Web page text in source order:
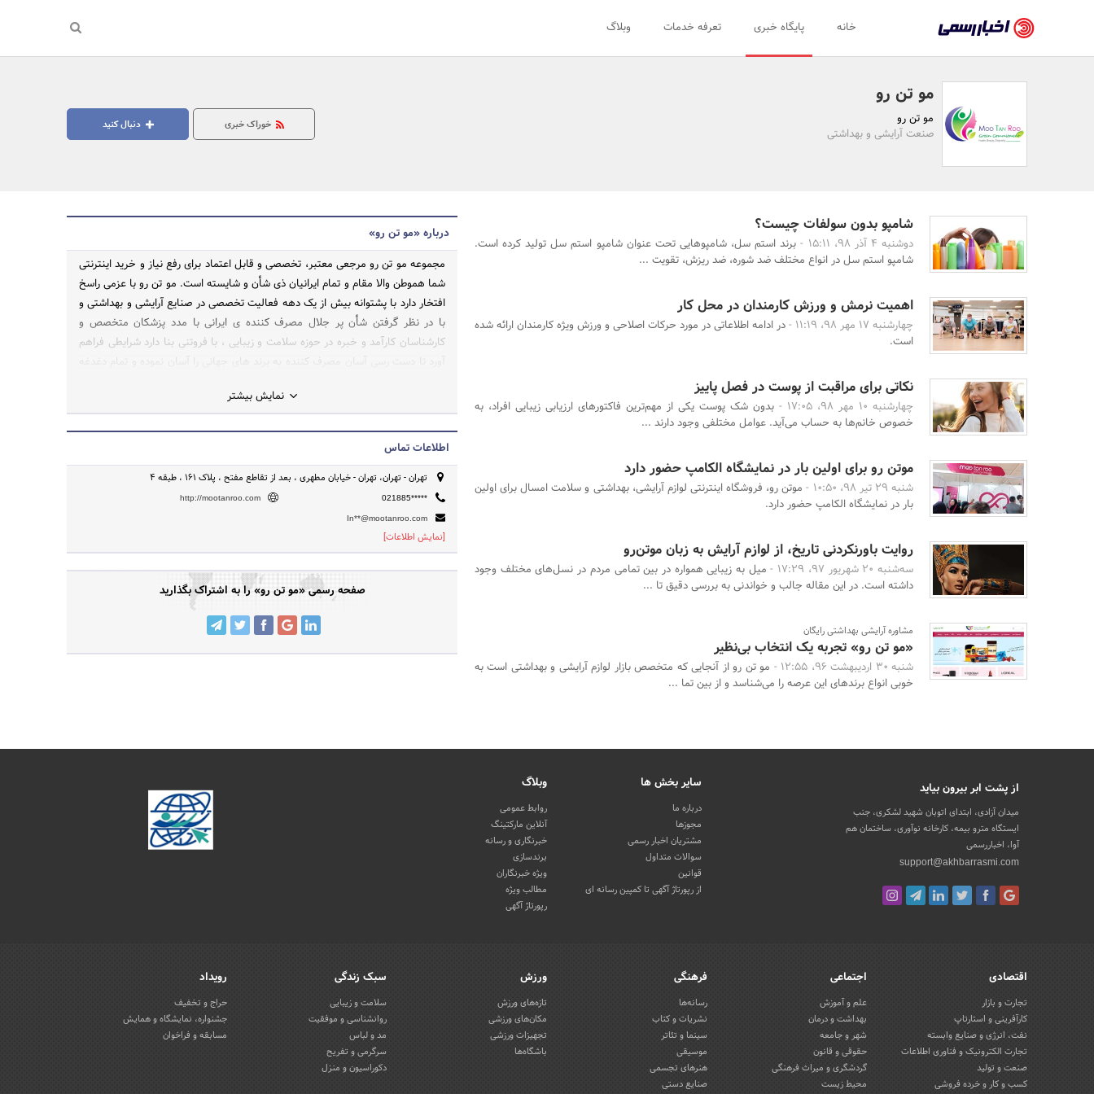
رسمی
اخبار
تایید
سازمان‌ها
و
روابط
عمومی‌ها
خانه پایگاه خبری تعرفه خدمات وبلاگ
جستجو
مو تن رو
مو تن رو
صنعت آرایشی و بهداشتی
دنبال کنید خوراک خبری
شامپو بدون سولفات چیست؟
دوشنبه 4 آذر 98، 15:11 -
برند استم سل، شامپوهایی تحت عنوان شامپو استم سل تولید کرده است.
شامپو استم سل در انواع مختلف ضد شوره، ضد ریزش، تقویت ...
اهمیت نرمش و ورزش کارمندان در محل کار
چهارشنبه 17 مهر 98، 11:19 -
در ادامه اطلاعاتی در مورد حرکات اصلاحی و ورزش ویژه کارمندان ارائه شده
است.
نکاتی برای مراقبت از پوست در فصل‌ پاییز
چهارشنبه 10 مهر 98، 17:05 -
بدون شک پوست یکی از مهم‌ترین فاکتورهای ارزیابی زیبایی افراد، به
خصوص خانم‌ها به حساب می‌آید. عوامل مختلفی وجود دارند ...
موتن رو برای اولین بار در نمایشگاه الکامپ حضور دارد
شنبه 29 تیر 98، 10:50 -
موتن رو، فروشگاه اینترنتی لوازم آرایشی، بهداشتی و سلامت امسال برای اولین
بار در نمایشگاه الکامپ حضور دارد.
روایت باورنکردنی تاریخ، از لوازم آرایش به زبان موتن‌رو
سه‌شنبه 20 شهریور 97، 17:29 -
میل به زیبایی همواره در بین تمامی مردم در نسل‌های مختلف وجود
داشته است. در این مقاله جالب و خواندنی به بررسی دقیق تا ...
مشاوره آرایشی بهداشتی رایگان
«مو تن رو» تجربه یک انتخاب بی‌نظیر
شنبه 30 اردیبهشت 96، 12:55 -
مو تن رو از آنجایی که متخصص بازار لوازم آرایشی و بهداشتی است به
خوبی انواع برندهای این عرصه را می‌شناسد و از بین تما ...
درباره «مو تن رو»
مجموعه مو تن رو مرجعی معتبر، تخصصی و قابل اعتماد برای رفع نیاز و خرید اینترنتی
شما هموطن والا مقام و تمام ایرانیان ذی شأن و شایسته است. مو تن رو با عزمی راسخ
افتخار دارد با پشتوانه بیش از یک دهه فعالیت تخصصی در صنایع آرایشی و بهداشتی و
با در نظر گرفتن شأن پر جلال مصرف کننده ی ایرانی با مدد پزشکان متخصص و
کارشناسان کارآمد و خبره در حوزه سلامت و زیبایی ، با فروتنی بنا دارد شرایطی فراهم
نمایش بیشتر
اطلاعات تماس
تهران - تهران، تهران - خیابان مطهری ، بعد از تقاطع مفتح ، پلاک ۱۶۱ ، طبقه ۴
021885*****
http://mootanroo.com
In**@mootanroo.com
[نمایش اطلاعات]
صفحه رسمی «مو تن رو» را به اشتراک بگذارید
از پشت ابر بیرون بیاید
میدان آزادی، ابتدای اتوبان شهید لشکری، جنب
ایستگاه مترو بیمه، کارخانه نوآوری، ساختمان هم
آوا، اخباررسمی
support@akhbarrasmi.com
سایر بخش ها
درباره ما
مجوزها
مشتریان اخبار رسمی
سوالات متداول
قوانین
از رپورتاژ آگهی تا کمپین رسانه ای
وبلاگ
روابط عمومی
آنلاین مارکتینگ
خبرنگاری و رسانه
برندسازی
ویژه خبرنگاران
مطالب ویژه
رپورتاژ آگهی
اقتصادی
تجارت و بازار
کارآفرینی و استارتاپ
نفت، انرژی و صنایع وابسته
تجارت الکترونیک و فناوری اطلاعات
صنعت و تولید
کسب و کار و خرده فروشی
اجتماعی
علم و آموزش
بهداشت و درمان
شهر و جامعه
حقوقی و قانون
گردشگری و میراث فرهنگی
محیط زیست
فرهنگی
رسانه‌ها
نشریات و کتاب
سینما و تئاتر
موسیقی
هنرهای تجسمی
صنایع دستی
ورزش
تازه‌های ورزش
مکان‌های ورزشی
تجهیزات ورزشی
باشگاه‌ها
سبک زندگی
سلامت و زیبایی
روانشناسی و موفقیت
مد و لباس
سرگرمی و تفریح
دکوراسیون و منزل
رویداد
حراج و تخفیف
جشنواره، نمایشگاه و همایش
مسابقه و فراخوان